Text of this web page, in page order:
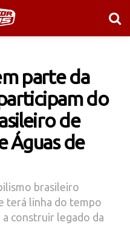
parte da
do
de
Águas de
brasileiro
terá linha do tempo
construir legado da